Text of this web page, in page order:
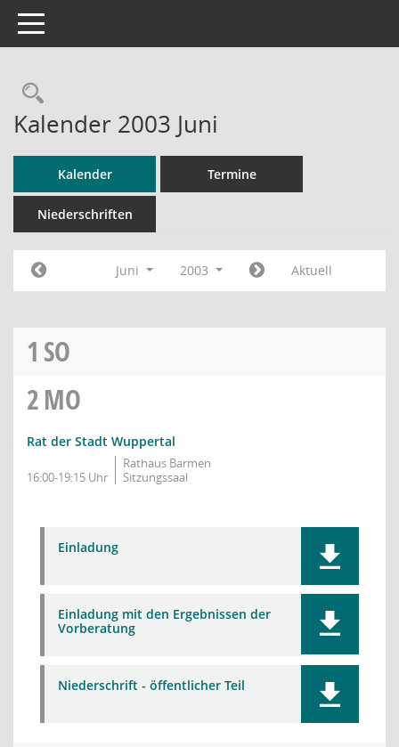
Toggle navigation
Rechercheauswahl
Kalender 2003 Juni
Kalender Termine
Niederschriften
Juni 2003 Aktuell
1 SO
2MO
Rat der Stadt Wuppertal
16:00-19:15 Uhr
Rathaus Barmen
Sitzungssaal
Einladung
Einladung mit den Ergebnissen der
Vorberatung
Niederschrift - öffentlicher Teil